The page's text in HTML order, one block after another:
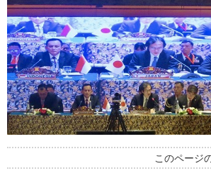
このページ